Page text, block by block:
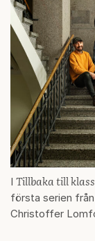
I Tillbaka till
första serien
Christoffer